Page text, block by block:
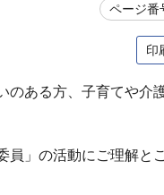
ページ番
印
ある方、子育てや介
」の活動にご理解と